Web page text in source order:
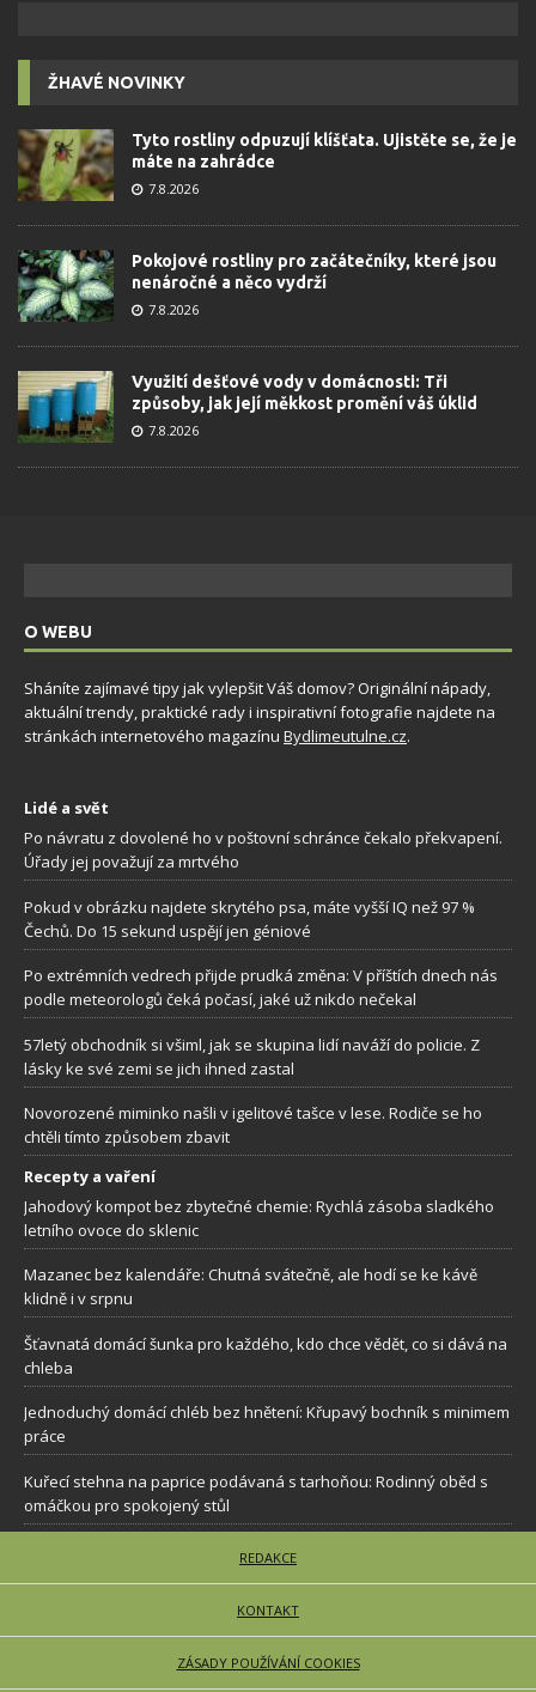
ŽHAVÉ NOVINKY
Tyto rostliny odpuzují klíšťata. Ujistěte se, že je
máte na zahrádce
7.8.2026
Pokojové rostliny pro začátečníky, které jsou
nenáročné a něco vydrží
7.8.2026
Využití dešťové vody v domácnosti: Tři
způsoby, jak její měkkost promění váš úklid
7.8.2026
O WEBU
Sháníte zajímavé tipy jak vylepšit Váš domov? Originální nápady,
aktuální trendy, praktické rady i inspirativní fotografie najdete na
stránkách internetového magazínu Bydlimeutulne.cz.
Lidé a svět
Po návratu z dovolené ho v poštovní schránce čekalo překvapení.
Úřady jej považují za mrtvého
Pokud v obrázku najdete skrytého psa, máte vyšší IQ než 97 %
Čechů. Do 15 sekund uspějí jen géniové
Po extrémních vedrech přijde prudká změna: V příštích dnech nás
podle meteorologů čeká počasí, jaké už nikdo nečekal
57letý obchodník si všiml, jak se skupina lidí naváží do policie. Z
lásky ke své zemi se jich ihned zastal
Novorozené miminko našli v igelitové tašce v lese. Rodiče se ho
chtěli tímto způsobem zbavit
Recepty a vaření
Jahodový kompot bez zbytečné chemie: Rychlá zásoba sladkého
letního ovoce do sklenic
Mazanec bez kalendáře: Chutná svátečně, ale hodí se ke kávě
klidně i v srpnu
Šťavnatá domácí šunka pro každého, kdo chce vědět, co si dává na
chleba
Jednoduchý domácí chléb bez hnětení: Křupavý bochník s minimem
práce
Kuřecí stehna na paprice podávaná s tarhoňou: Rodinný oběd s
omáčkou pro spokojený stůl
REDAKCE
KONTAKT
ZÁSADY POUŽÍVÁNÍ COOKIES